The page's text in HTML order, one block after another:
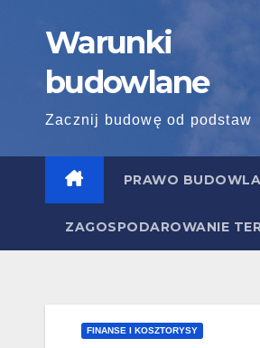
Warunki
budowlane
Zacznij budowę od podstaw
PRAWO
ZAGOSPODAROWANIE
FINANSE I KOSZTORYSY